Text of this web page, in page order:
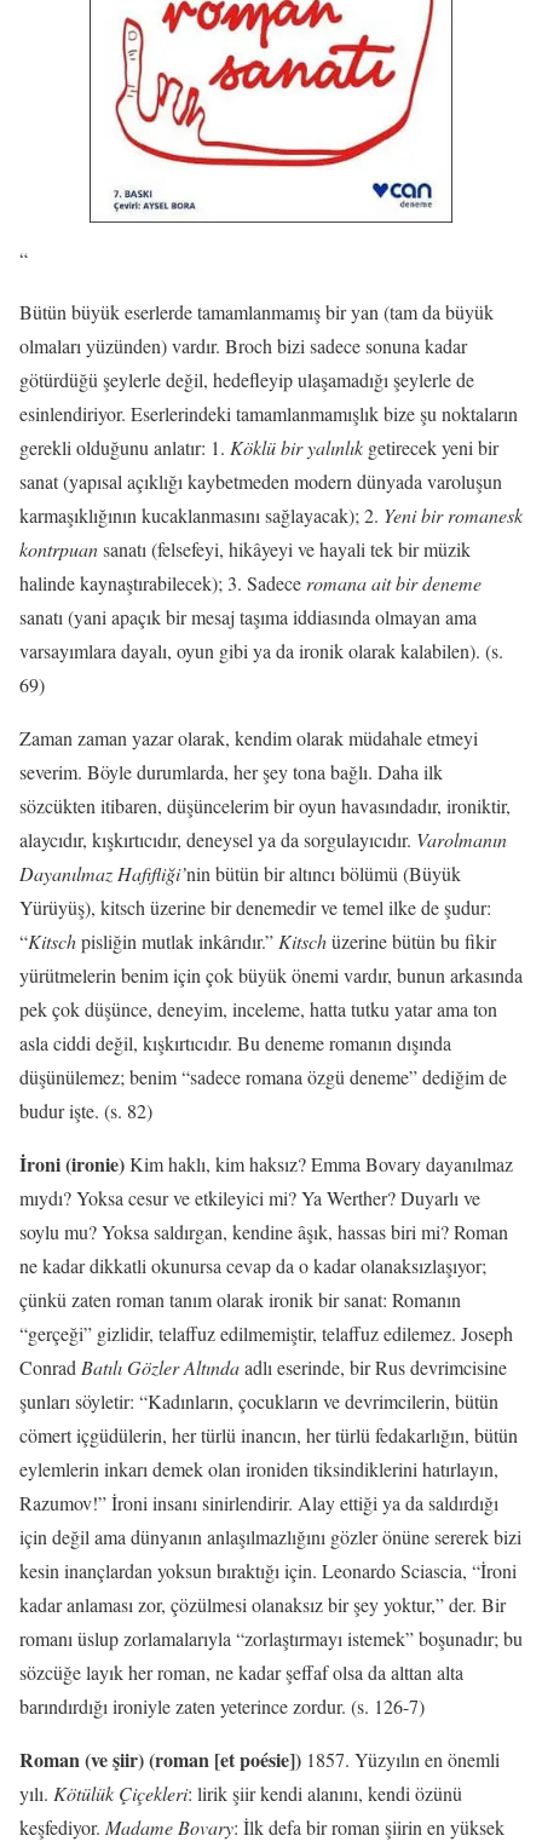
“
Bütün büyük eserlerde tamamlanmamış bir yan (tam da büyük
olmaları yüzünden) vardır. Broch bizi sadece sonuna kadar
götürdüğü şeylerle değil, hedefleyip ulaşamadığı şeylerle de
esinlendiriyor. Eserlerindeki tamamlanmamışlık bize şu noktaların
gerekli olduğunu anlatır: 1. Köklü bir yalınlık getirecek yeni bir
sanat (yapısal açıklığı kaybetmeden modern dünyada varoluşun
karmaşıklığının kucaklanmasını sağlayacak); 2. Yeni birromanesk
kontrpuansanatı (felsefeyi, hikâyeyi ve hayali tek bir müzik
halinde kaynaştırabilecek); 3. Sadece romana ait bir deneme
sanatı (yani apaçık bir mesaj taşıma iddiasında olmayan ama
varsayımlara dayalı, oyun gibi ya da ironik olarak kalabilen). (s.
69)
Zaman zaman yazar olarak, kendim olarak müdahale etmeyi
severim. Böyle durumlarda, her şey tona bağlı. Daha ilk
sözcükten itibaren, düşüncelerim bir oyun havasındadır, ironiktir,
alaycıdır, kışkırtıcıdır, deneysel ya da sorgulayıcıdır. Varolmanın
Dayanılmaz Hafifliği’nin bütün bir altıncı bölümü (Büyük
Yürüyüş), kitsch üzerine bir denemedir ve temel ilke de şudur:
“Kitschpisliğin mutlak inkârıdır.” Kitschüzerine bütün bu fikir
yürütmelerin benim için çok büyük önemi vardır, bunun arkasında
pek çok düşünce, deneyim, inceleme, hatta tutku yatar ama ton
asla ciddi değil, kışkırtıcı­dır. Bu deneme romanın dışında
düşünülemez; benim “sadece romana özgü deneme” dediğim de
budur işte. (s. 82)
İroni(ironie)Kim haklı, kim haksız? Emma Bovary dayanılmaz
mıydı? Yoksa cesur ve etkileyici mi? Ya Werther? Duyarlı ve
soylu mu? Yoksa saldırgan, kendine âşık, hassas biri mi? Roman
ne kadar dikkatli okunursa cevap da o kadar olanaksızlaşıyor;
çünkü zaten roman tanım olarak ironik bir sanat: Romanın
“gerçeği” gizlidir, telaffuz edilmemiştir, telaffuz edilemez. Joseph
Conrad Batılı Gözler Altındaadlı eserinde, bir Rus devrimcisine
şunları söyletir: “Kadınların, çocukların ve devrimcilerin, bütün
cömert içgüdülerin, her türlü inancın, her türlü fedakarlığın, bütün
eylemlerin inkarı demek olan ironiden tiksindiklerini hatırlayın,
Razumov!” İroni insanı sinirlendirir. Alay ettiği ya da saldırdığı
için değil ama dünyanın anlaşılmazlığını gözler önüne sererek bizi
kesin inançlardan yoksun bıraktığı için. Leonardo Sciascia, “İroni
kadar anlaması zor, çözülmesi olanaksız bir şey yoktur,” der. Bir
romanı üslup zorlamalarıyla “zorlaştırmayı istemek” boşunadır; bu
sözcüğe layık her roman, ne kadar şeffaf olsa da alttan alta
barındırdığı ironiyle zaten yeterince zordur. (s. 126-7)
Roman (veşiir)(roman [et poésie]) 1857. Yüzyılın en önemli
yılı. Kötülük Çiçekleri: lirik şiir kendi alanını, kendi özünü
keşfediyor. Madame Bovary: İlk defa bir roman şiirin en yüksek